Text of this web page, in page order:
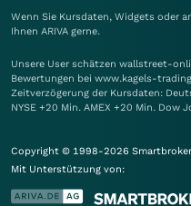
Wenn Sie Kursdaten, Widgets oder
Ihnen ARIVA gerne.
Unsere User schätzen wallstreet-
Bewertungen bei www.kagels-
Zeitverzögerung der Kursdaten:
NYSE +20 Min. AMEX +20 Min. Dow
Copyright © 1998-2026
Mit Unterstützung von: